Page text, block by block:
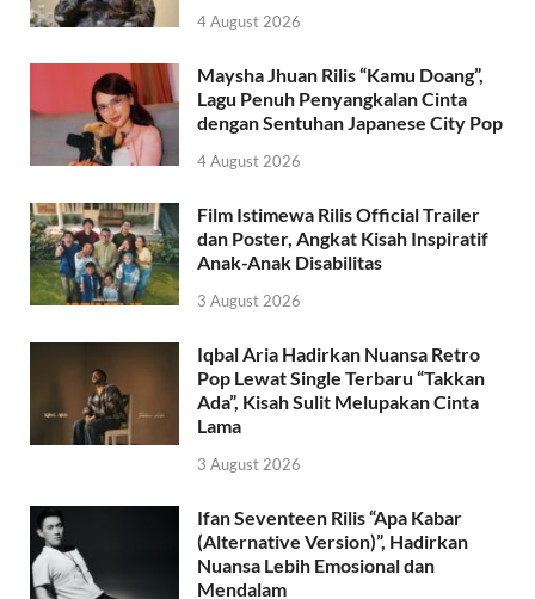
4 August 2026
Maysha Jhuan Rilis “Kamu Doang”,
Lagu Penuh Penyangkalan Cinta
dengan Sentuhan Japanese City Pop
4 August 2026
Film Istimewa Rilis Official Trailer
dan Poster, Angkat Kisah Inspiratif
Anak-Anak Disabilitas
3 August 2026
Iqbal Aria Hadirkan Nuansa Retro
Pop Lewat Single Terbaru “Takkan
Ada”, Kisah Sulit Melupakan Cinta
Lama
3 August 2026
Ifan Seventeen Rilis “Apa Kabar
(Alternative Version)”, Hadirkan
Nuansa Lebih Emosional dan
Mendalam